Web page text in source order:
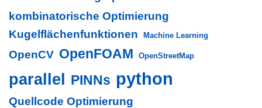
kombinatorische Optimierung
Kugelflächenfunktionen
Machine Learning
OpenCV OpenFOAM OpenStreetMap
parallel PINNs python
Quellcode Optimierung